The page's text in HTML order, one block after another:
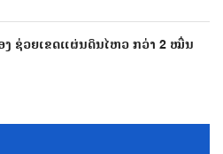
ງ ຊ່ວຍເຂດແຜ່ນດິນໄຫວ ກວ່າ 2 ໝື່ນ